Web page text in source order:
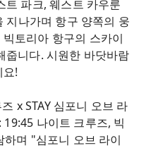
트 파크, 웨스트 카우룬
지나가며 항구 양쪽의 웅
토리아 항구의 스카이
줍니다. 시원한 바닷바람
!
x STAY 심포니 오브 라
나이트 크루즈, 빅
며 "심포니 오브 라이